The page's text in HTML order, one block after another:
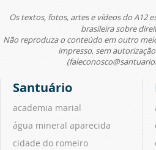
Os textos, fotos, artes e vídeos do A12
brasileira sobre
Não reproduza o conteúdo em outro
impresso, sem
Santuário
academia marial
água mineral aparecida
cidade do romeiro